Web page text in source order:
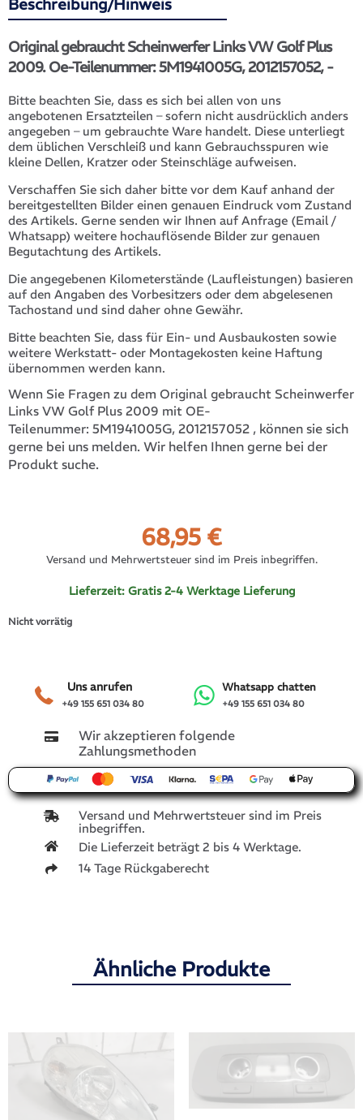
Beschreibung/Hinweis
Original gebraucht Scheinwerfer Links VW Golf Plus
2009. Oe-Teilenummer: 5M1941005G, 2012157052, -
Bitte beachten Sie, dass es sich bei allen von uns
angebotenen Ersatzteilen – sofern nicht ausdrücklich anders
angegeben – um gebrauchte Ware handelt. Diese unterliegt
dem üblichen Verschleiß und kann Gebrauchsspuren wie
kleine Dellen, Kratzer oder Steinschläge aufweisen.
Verschaffen Sie sich daher bitte vor dem Kauf anhand der
bereitgestellten Bilder einen genauen Eindruck vom Zustand
des Artikels. Gerne senden wir Ihnen auf Anfrage (Email /
Whatsapp) weitere hochauflösende Bilder zur genauen
Begutachtung des Artikels.
Die angegebenen Kilometerstände (Laufleistungen) basieren
auf den Angaben des Vorbesitzers oder dem abgelesenen
Tachostand und sind daher ohne Gewähr.
Bitte beachten Sie, dass für Ein- und Ausbaukosten sowie
weitere Werkstatt- oder Montagekosten keine Haftung
übernommen werden kann.
Wenn Sie Fragen zu dem Original gebraucht Scheinwerfer
Links VW Golf Plus 2009 mit OE-
Teilenummer: 5M1941005G, 2012157052 , können sie sich
gerne bei uns melden. Wir helfen Ihnen gerne bei der
Produkt suche.
68,95 €
Versand und Mehrwertsteuer sind im Preis inbegriffen.
Lieferzeit: Gratis 2-4 Werktage Lieferung
Nicht vorrätig
+49 155 651 034 80
Uns anrufen
+49 155 651 034 80
Whatsapp chatten
Wir akzeptieren folgende
Zahlungsmethoden
Versand und Mehrwertsteuer sind im Preis
inbegriffen.
Die Lieferzeit beträgt 2 bis 4 Werktage.
14 Tage Rückgaberecht
Ähnliche Produkte